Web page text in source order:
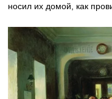
носил их домой, как